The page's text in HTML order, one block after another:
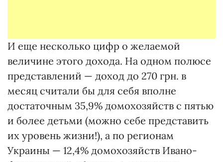
И еще несколько цифр о желаемой
величине этого дохода. На одном полюсе
представлений — доход до 270 грн. в
месяц считали бы для себя вполне
достаточным 35,9% домохозяйств с пятью
и более детьми (можно себе представить
их уровень жизни!), а по регионам
Украины — 12,4% домохозяйств Ивано-